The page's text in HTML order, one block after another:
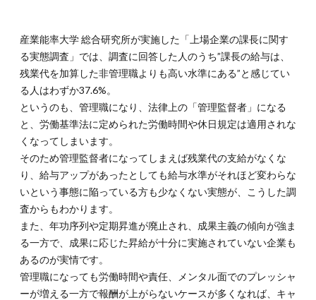
産業能率大学 総合研究所が実施した「上場企業の課長に関す
る実態調査」では、調査に回答した人のうち”課長の給与は、
残業代を加算した非管理職よりも高い水準にある”と感じてい
る人はわずか37.6%。
というのも、管理職になり、法律上の「管理監督者」になる
と、労働基準法に定められた労働時間や休日規定は適用されな
くなってしまいます。
そのため管理監督者になってしまえば残業代の支給がなくな
り、給与アップがあったとしても給与水準がそれほど変わらな
いという事態に陥っている方も少なくない実態が、こうした調
査からもわかります。
また、年功序列や定期昇進が廃止され、成果主義の傾向が強ま
る一方で、成果に応じた昇給が十分に実施されていない企業も
あるのが実情です。
管理職になっても労働時間や責任、メンタル面でのプレッシャ
ーが増える一方で報酬が上がらないケースが多くなれば、キャ